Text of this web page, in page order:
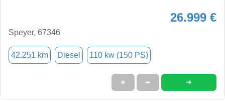
26.999 €
Speyer, 67346
42.251 km Diesel 110 kw (150 PS)
★ ➦ ➜